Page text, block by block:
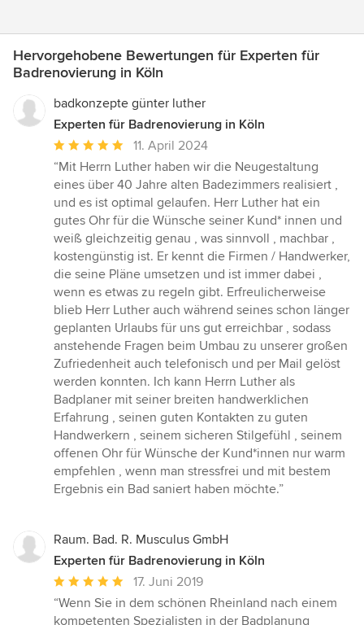
Hervorgehobene Bewertungen für Experten für
Badrenovierung in Köln
badkonzepte günter luther
Experten für Badrenovierung in Köln
Durchschnittliche
Bewertung:
5
von
5
Sternen
11. April 2024
“Mit Herrn Luther haben wir die Neugestaltung
eines über 40 Jahre alten Badezimmers realisiert ,
und es ist optimal gelaufen. Herr Luther hat ein
gutes Ohr für die Wünsche seiner Kund* innen und
weiß gleichzeitig genau , was sinnvoll , machbar ,
kostengünstig ist. Er kennt die Firmen / Handwerker,
die seine Pläne umsetzen und ist immer dabei ,
wenn es etwas zu regeln gibt. Erfreulicherweise
blieb Herr Luther auch während seines schon länger
geplanten Urlaubs für uns gut erreichbar , sodass
anstehende Fragen beim Umbau zu unserer großen
Zufriedenheit auch telefonisch und per Mail gelöst
werden konnten. Ich kann Herrn Luther als
Badplaner mit seiner breiten handwerklichen
Erfahrung , seinen guten Kontakten zu guten
Handwerkern , seinem sicheren Stilgefühl , seinem
offenen Ohr für Wünsche der Kund*innen nur warm
empfehlen , wenn man stressfrei und mit bestem
Ergebnis ein Bad saniert haben möchte.”
Raum. Bad. R. Musculus GmbH
Experten für Badrenovierung in Köln
Durchschnittliche
Bewertung:
5
17. Juni 2019
“Wenn Sie in dem schönen Rheinland nach einem
kompetenten Spezialisten in der Badplanung